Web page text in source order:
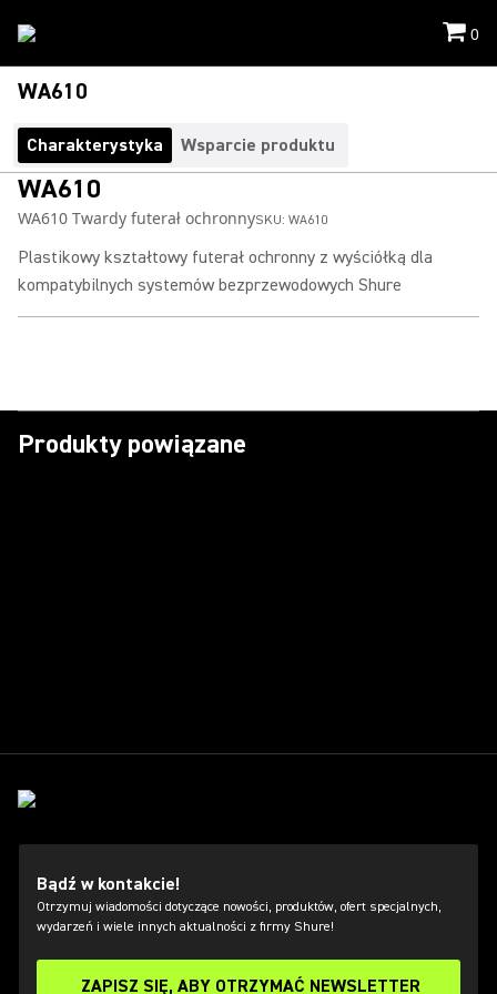
0
WA610
Charakterystyka Wsparcie produktu
WA610
WA610 Twardy futerał ochronnySKU: WA610
Plastikowy kształtowy futerał ochronny z wyściółką dla
kompatybilnych systemów bezprzewodowych Shure
Produkty powiązane
Bądź w kontakcie!
Otrzymuj wiadomości dotyczące nowości, produktów, ofert specjalnych,
wydarzeń i wiele innych aktualności z firmy Shure!
ZAPISZ SIĘ, ABY OTRZYMAĆ NEWSLETTER